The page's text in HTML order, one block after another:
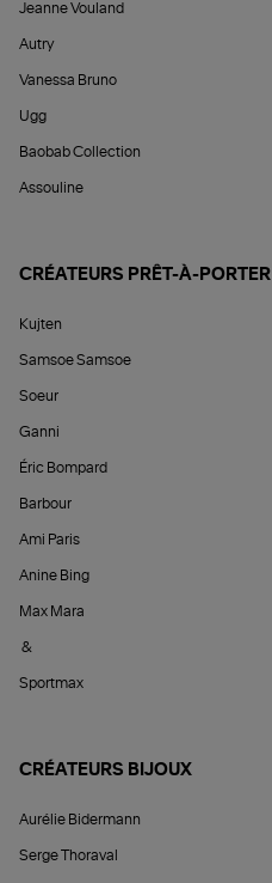
Jeanne Vouland
Autry
Vanessa Bruno
Ugg
Baobab Collection
Assouline
CRÉATEURS PRÊT-À-PORTER
Kujten
Samsoe Samsoe
Soeur
Ganni
Éric Bompard
Barbour
Ami Paris
Anine Bing
Max Mara
&
Sportmax
CRÉATEURS BIJOUX
Aurélie Bidermann
Serge Thoraval